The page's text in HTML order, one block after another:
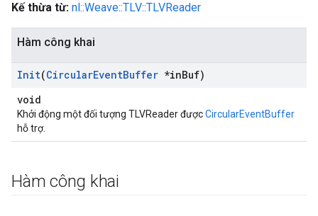
Kế thừa từ: nl::Weave::TLV::TLVReader
Hàm công khai
Init(CircularEventBuffer *inBuf)
void
Khởi động một đối tượng TLVReader đượcCircularEventBuffer
hỗ trợ.
Hàm công khai